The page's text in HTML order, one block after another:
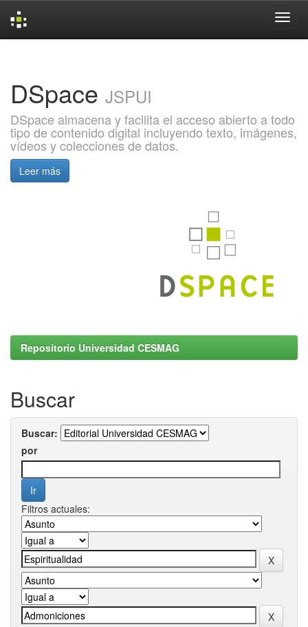
DSpace JSPUI
DSpace almacena y facilita el acceso abierto a todo
tipo de contenido digital incluyendo texto, imágenes,
vídeos y colecciones de datos.
Leer más
Repositorio Universidad CESMAG
Buscar
Buscar:
por
Filtros actuales: